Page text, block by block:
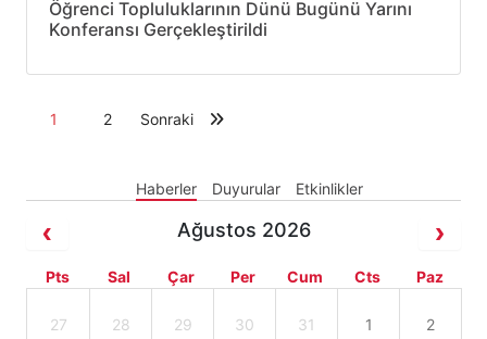
Öğrenci Topluluklarının Dünü Bugünü Yarını
Konferansı Gerçekleştirildi
1 2 Sonraki
Haberler Duyurular Etkinlikler
Ağustos 2026
Pts Sal Çar Per Cum Cts Paz
27 28 29 30 31 1 2